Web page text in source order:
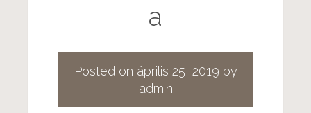
a
Posted on április 25, 2019 by
admin